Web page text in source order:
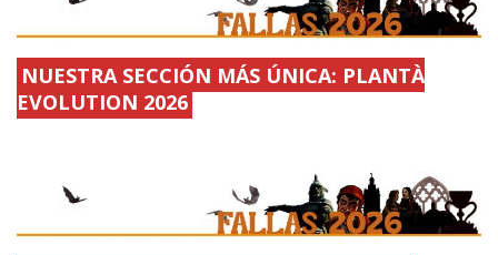
NUESTRA SECCIÓN MÁS ÚNICA: PLANTÀ
EVOLUTION 2026